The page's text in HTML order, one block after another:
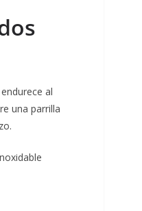
al
una parrilla